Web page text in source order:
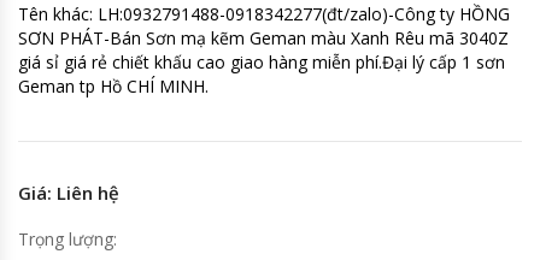
Tên khác: LH:0932791488-0918342277(đt/zalo)-Công ty HỒNG
SƠN PHÁT-Bán Sơn mạ kẽm Geman màu Xanh Rêu mã 3040Z
giá sỉ giá rẻ chiết khấu cao giao hàng miễn phí.Đại lý cấp 1 sơn
Geman tp Hồ CHÍ MINH.
Giá: Liên hệ
Trọng lượng: